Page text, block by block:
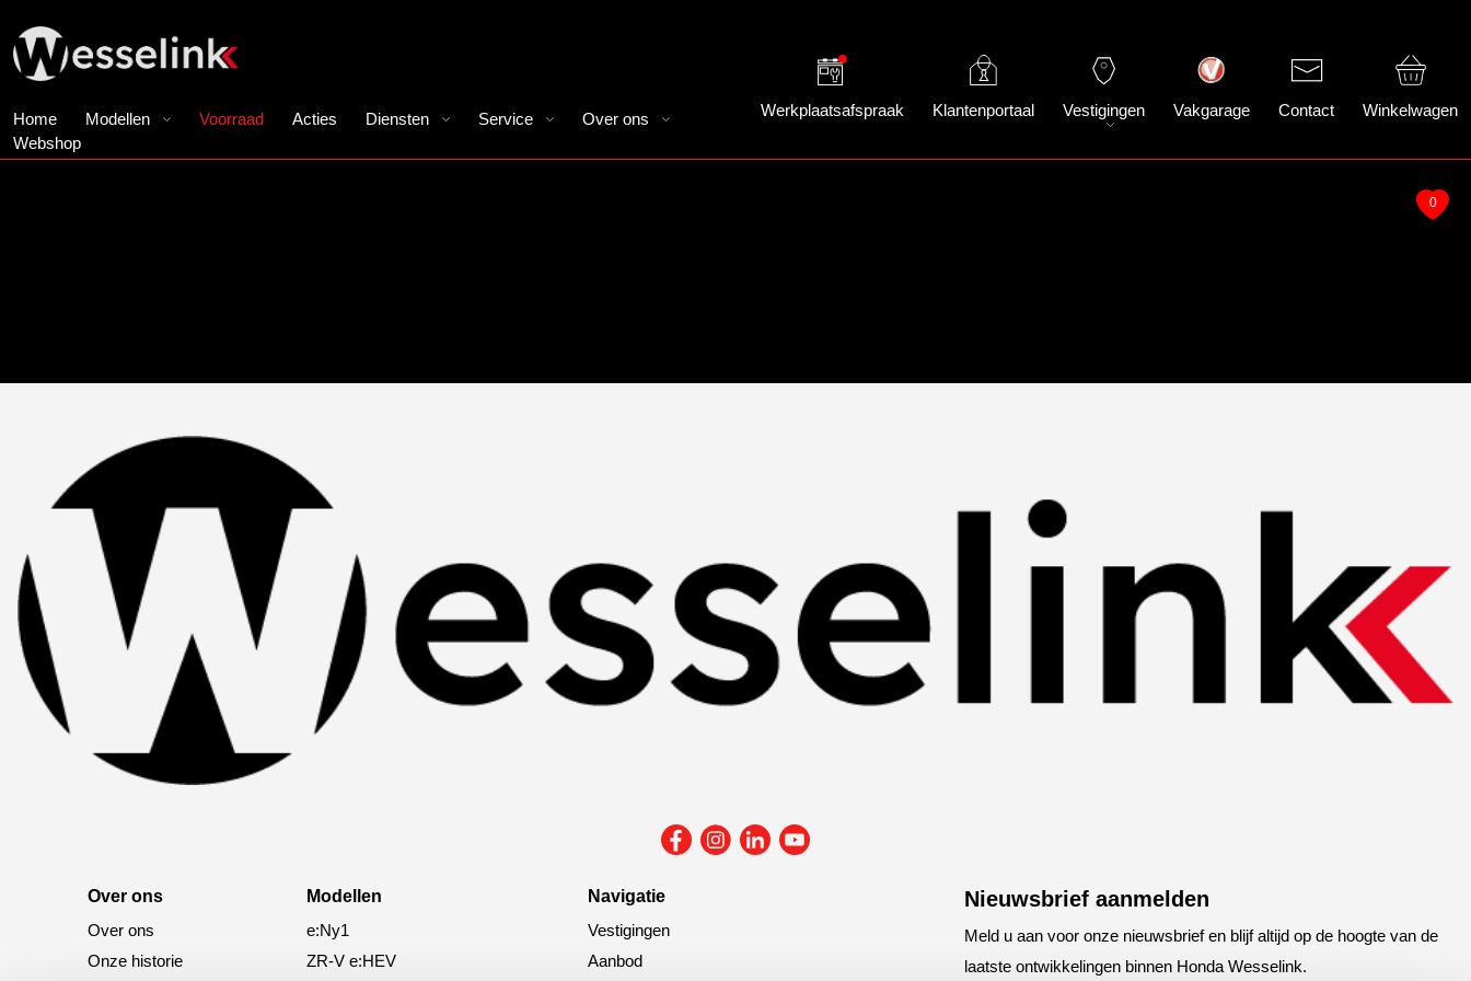
Home Modellen Voorraad Acties Diensten Service
Over ons
Webshop
Werkplaatsafspraak Klantenportaal Vestigingen Vakgarage Contact Winkelwagen
0
Over ons
Over ons
Onze historie
Modellen
e:Ny1
ZR-V e:HEV
Navigatie
Vestigingen
Aanbod
Nieuwsbrief aanmelden
Meld u aan voor onze nieuwsbrief en blijf altijd op de hoogte van de
laatste ontwikkelingen binnen Honda Wesselink.